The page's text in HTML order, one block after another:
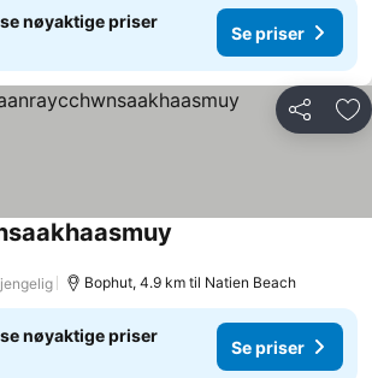
nøyaktige priser
Se priser
Del
Bophut, 4.9 km til Natien Beach
nøyaktige priser
Se priser